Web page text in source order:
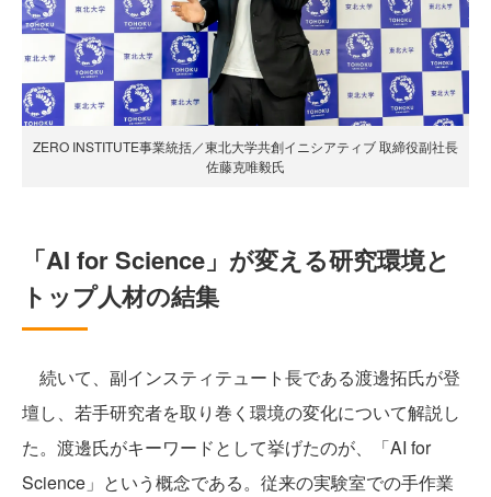
ZERO INSTITUTE事業統括／東北大学共創イニシアティブ 取締役副社長
佐藤克唯毅氏
「AI for Science」が変える研究環境と
トップ人材の結集
続いて、副インスティテュート長である渡邊拓氏が登
壇し、若手研究者を取り巻く環境の変化について解説し
た。渡邊氏がキーワードとして挙げたのが、「AI for
Science」という概念である。従来の実験室での手作業